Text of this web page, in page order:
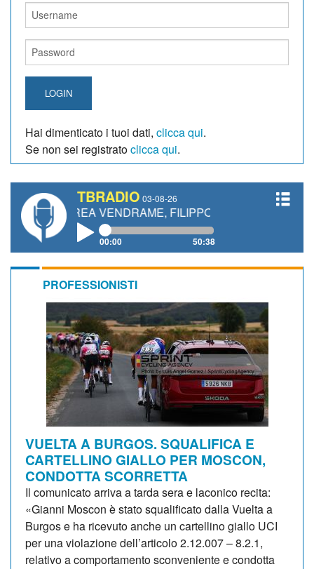
LOGIN
Hai dimenticato i tuoi dati, clicca qui.
Se non sei registratoclicca qui.
TBRADIO 03-08-26
VENDRAME, FILIPPO FIORELLI
00:00 50:38
PROFESSIONISTI
VUELTA A BURGOS. SQUALIFICA E
CARTELLINO GIALLO PER MOSCON,
CONDOTTA SCORRETTA
Il comunicato arriva a tarda sera e laconico recita:
«Gianni Moscon è stato squalificato dalla Vuelta a
Burgos e ha ricevuto anche un cartellino giallo UCI
per una violazione dell’articolo 2.12.007 – 8.2.1,
relativo a comportamento sconveniente e condotta